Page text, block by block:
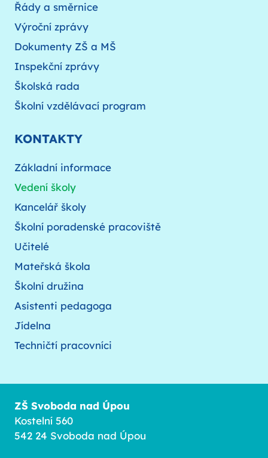
Řády a směrnice
Výroční zprávy
Dokumenty ZŠ a MŠ
Inspekční zprávy
Školská rada
Školní vzdělávací program
KONTAKTY
Základní informace
Vedení školy
Kancelář školy
Školní poradenské pracoviště
Učitelé
Mateřská škola
Školní družina
Asistenti pedagoga
Jídelna
Techničtí pracovníci
ZŠ Svoboda nad Úpou
Kostelní 560
542 24 Svoboda nad Úpou